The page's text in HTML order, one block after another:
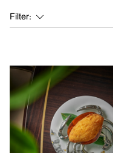
Filter: